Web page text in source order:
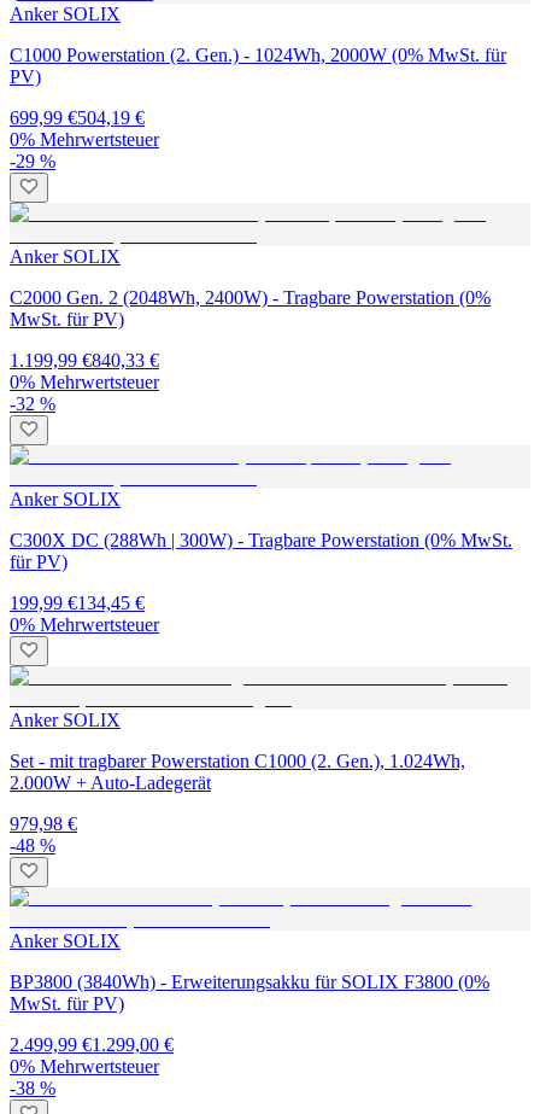
Anker SOLIX
C1000 Powerstation (2. Gen.) - 1024Wh, 2000W (0% MwSt. für
PV)
699,99 €504,19 €
0% Mehrwertsteuer
-29 %
Anker SOLIX
C2000 Gen. 2 (2048Wh, 2400W) - Tragbare Powerstation (0%
MwSt. für PV)
1.199,99 €840,33 €
0% Mehrwertsteuer
-32 %
Anker SOLIX
C300X DC (288Wh | 300W) - Tragbare Powerstation (0% MwSt.
für PV)
199,99 €134,45 €
0% Mehrwertsteuer
Anker SOLIX
Set - mit tragbarer Powerstation C1000 (2. Gen.), 1.024Wh,
2.000W + Auto-Ladegerät
979,98 €
-48 %
Anker SOLIX
BP3800 (3840Wh) - Erweiterungsakku für SOLIX F3800 (0%
MwSt. für PV)
2.499,99 €1.299,00 €
0% Mehrwertsteuer
-38 %